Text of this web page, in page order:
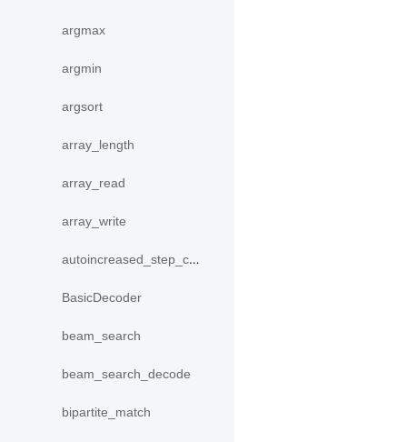
argmax
argmin
argsort
array_length
array_read
array_write
autoincreased_step_counter
BasicDecoder
beam_search
beam_search_decode
bipartite_match